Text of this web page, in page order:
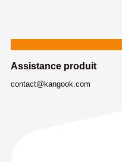
Assistance produit
contact@kangook.com